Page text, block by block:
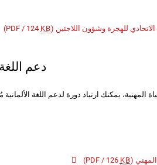
للهجرة وشؤون اللاجئين (PDF / 124
KB
)
دعم
المهنية، يمكنك ارتياد دورة لدعم اللغة
المهني (PDF / 126
KB
)